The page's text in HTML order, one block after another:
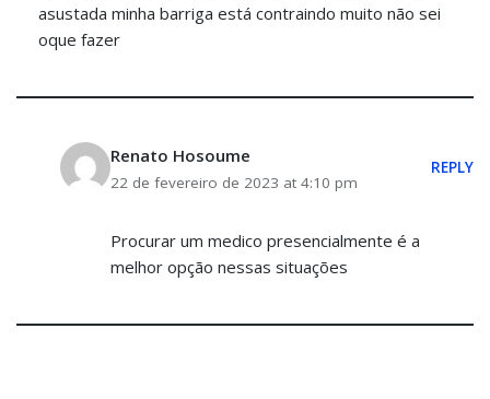
asustada minha barriga está contraindo muito não sei
oque fazer
Renato Hosoume
22 de fevereiro de 2023 at 4:10 pm
REPLY
Procurar um medico presencialmente é a
melhor opção nessas situações